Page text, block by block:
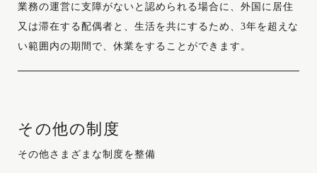
業務の運営に支障がないと認められる場合に、外国に居住
又は滞在する配偶者と、生活を共にするため、3年を超えな
い範囲内の期間で、休業をすることができます。
その他の制度
その他さまざまな制度を整備